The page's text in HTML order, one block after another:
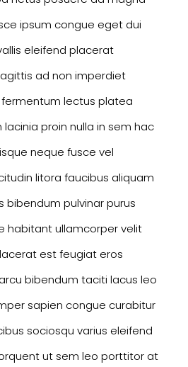
ipsum congue eget dui
eleifend placerat
ad non imperdiet
lectus platea
proin nulla in sem hac
neque fusce vel
litora faucibus aliquam
bibendum pulvinar purus
habitant ullamcorper velit
est feugiat eros
bibendum taciti lacus leo
sapien congue curabitur
sociosqu varius eleifend
ut sem leo porttitor at